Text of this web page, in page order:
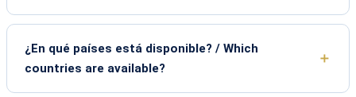
¿En qué países está disponible? / Which
countries are available?